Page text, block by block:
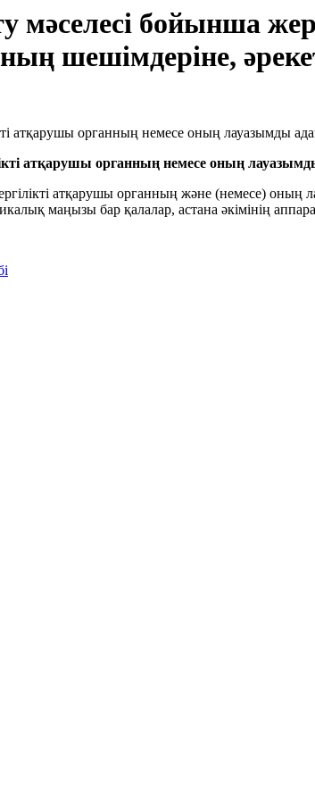
мәселесі бойынша
шешімдеріне,
атқарушы органның немесе оның
атқарушы органның және (немесе) оның
маңызы бар қалалар, астана әкімінің